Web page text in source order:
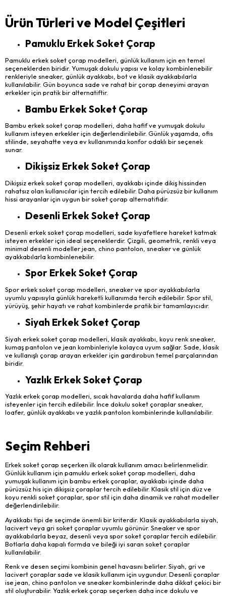
Ürün Türleri ve Model Çeşitleri
Pamuklu Erkek Soket Çorap
Pamuklu erkek soket çorap modelleri, günlük kullanım için en temel
seçeneklerden biridir. Yumuşak dokulu yapısı ve kolay kombinlenebilir
renkleriyle sneaker, günlük ayakkabı, bot ve klasik ayakkabılarla
kullanılabilir. Gün boyunca sade ve rahat bir çorap deneyimi arayan
erkekler için pratik bir alternatiftir.
Bambu Erkek Soket Çorap
Bambu erkek soket çorap modelleri, daha hafif ve yumuşak dokulu
kullanım isteyen erkekler için değerlendirilebilir. Günlük yaşamda, ofis
stilinde, seyahatte veya ev kullanımında konfor odaklı bir seçenek
sunar.
Dikişsiz Erkek Soket Çorap
Dikişsiz erkek soket çorap modelleri, ayakkabı içinde dikiş hissinden
rahatsız olan kullanıcılar için tercih edilebilir. Daha pürüzsüz bir kullanım
hissi arayanlar için uygun bir soket çorap alternatifidir.
Desenli Erkek Soket Çorap
Desenli erkek soket çorap modelleri, sade kıyafetlere hareket katmak
isteyen erkekler için ideal seçeneklerdir. Çizgili, geometrik, renkli veya
minimal desenli modeller jean, chino pantolon, sneaker ve günlük
ayakkabılarla kombinlenebilir.
Spor Erkek Soket Çorap
Spor erkek soket çorap modelleri, sneaker ve spor ayakkabılarla
uyumlu yapısıyla günlük hareketli kullanımda tercih edilebilir. Spor stil,
yürüyüş, şehir hayatı ve rahat kombinlerde pratik bir tamamlayıcıdır.
Siyah Erkek Soket Çorap
Siyah erkek soket çorap modelleri, klasik ayakkabı, koyu renk sneaker,
kumaş pantolon ve jean kombinleriyle kolayca uyum sağlar. Sade, klasik
ve kullanışlı çorap arayan erkekler için gardırobun temel parçalarından
biridir.
Yazlık Erkek Soket Çorap
Yazlık erkek çorap modelleri, sıcak havalarda daha hafif kullanım
isteyenler için tercih edilebilir. İnce dokulu soket çoraplar sneaker,
loafer, günlük ayakkabı ve yazlık pantolon kombinlerinde kullanılabilir.
Seçim Rehberi
Erkek soket çorap seçerken ilk olarak kullanım amacı belirlenmelidir.
Günlük kullanım için pamuklu erkek soket çorap modelleri, daha
yumuşak kullanım için bambu erkek çoraplar, ayakkabı içinde daha
pürüzsüz his için dikişsiz çoraplar tercih edilebilir. Klasik stil için düz ve
koyu renkli soket çoraplar, spor stil için daha dinamik ve rahat modeller
değerlendirilebilir.
Ayakkabı tipi de seçimde önemli bir kriterdir. Klasik ayakkabılarla siyah,
lacivert veya gri soket çoraplar uyumlu görünür. Sneaker ve spor
ayakkabılarla beyaz, desenli veya spor soket çoraplar tercih edilebilir.
Botlarla daha kapalı formda ve bileği iyi saran soket çoraplar
kullanılabilir.
Renk ve desen seçimi kombinin genel havasını belirler. Siyah, gri ve
lacivert çoraplar sade ve klasik kullanım için uygundur. Desenli çoraplar
ise jean, chino pantolon ve sneaker kombinlerinde daha dikkat çekici bir
stil oluşturabilir. Yazlık erkek çorap seçerken daha ince dokulu ve